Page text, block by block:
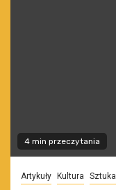
4 min przeczytania
Artykuły Kultura Sztuka